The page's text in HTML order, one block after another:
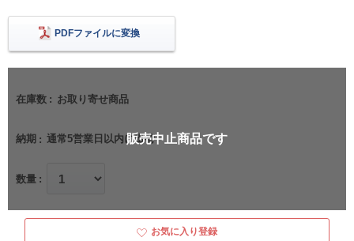
PDFファイルに変換
在庫数 お取り寄せ商品
納期 通常5営業日以内に出荷
数量
販売中止商品です
お気に入り登録